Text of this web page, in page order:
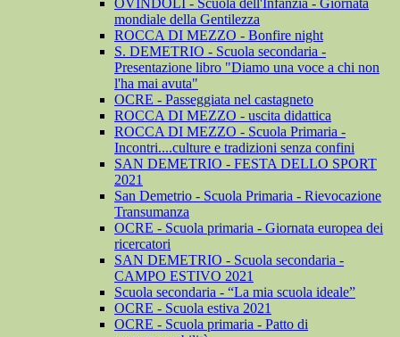
OVINDOLI - Scuola dell'Infanzia - Giornata
mondiale della Gentilezza
ROCCA DI MEZZO - Bonfire night
S. DEMETRIO - Scuola secondaria -
Presentazione libro "Diamo una voce a chi non
l'ha mai avuta"
OCRE - Passeggiata nel castagneto
ROCCA DI MEZZO - uscita didattica
ROCCA DI MEZZO - Scuola Primaria -
Incontri....culture e tradizioni senza confini
SAN DEMETRIO - FESTA DELLO SPORT
2021
San Demetrio - Scuola Primaria - Rievocazione
Transumanza
OCRE - Scuola primaria - Giornata europea dei
ricercatori
SAN DEMETRIO - Scuola secondaria -
CAMPO ESTIVO 2021
Scuola secondaria - “La mia scuola ideale”
OCRE - Scuola estiva 2021
OCRE - Scuola primaria - Patto di